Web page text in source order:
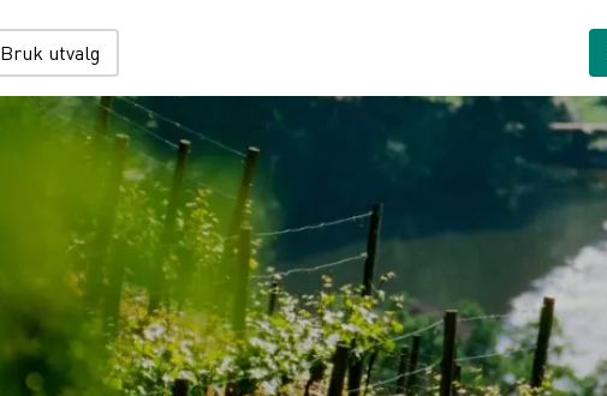
Bruk utvalg